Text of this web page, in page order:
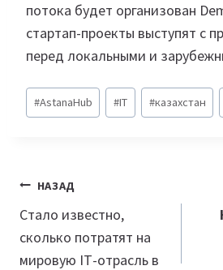
потока будет организован
стартап-проекты выступят с
перед локальными и
Метки
записи:
#AstanaHub #IT #казахстан
Навигация
по
записям
НАЗАД
Стало известно,
сколько потратят на
мировую IТ-отрасль в